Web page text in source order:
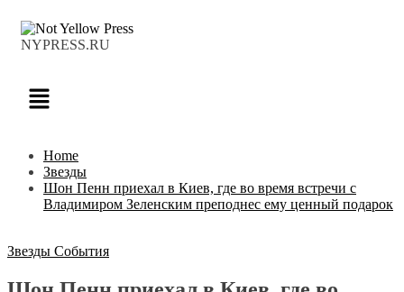
NYPRESS.RU
Home
Звезды
Шон Пенн приехал в Киев, где во время встречи с
Владимиром Зеленским преподнес ему ценный подарок
Звезды События